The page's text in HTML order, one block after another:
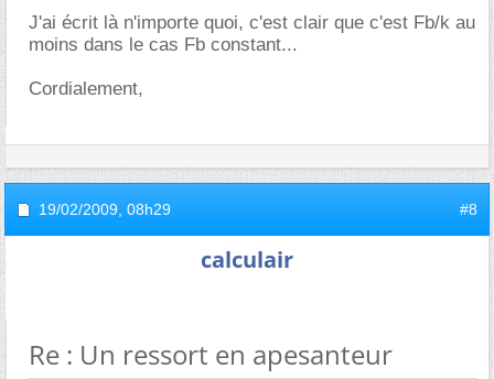
J'ai écrit là n'importe quoi, c'est clair que c'est Fb/k au
moins dans le cas Fb constant...
Cordialement,
19/02/2009, 08h29 #8
calculair
Re : Un ressort en apesanteur